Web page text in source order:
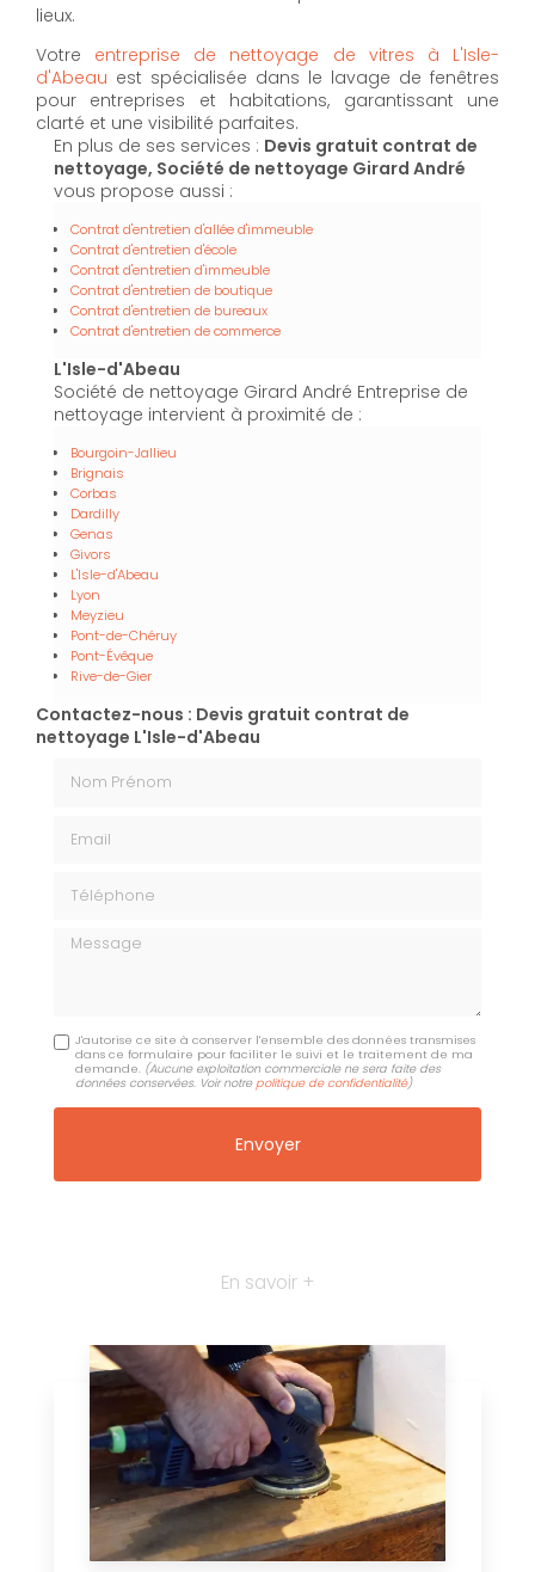
lieux.
Votre entreprise de nettoyage de vitres à L'Isle-
d'Abeau est spécialisée dans le lavage de fenêtres
pour entreprises et habitations, garantissant une
clarté et une visibilité parfaites.
En plus de ses services : Devis gratuit contrat de
nettoyage, Société de nettoyage Girard André
vous propose aussi :
Contrat d'entretien d'allée d'immeuble
Contrat d'entretien d'école
Contrat d'entretien d'immeuble
Contrat d'entretien de boutique
Contrat d'entretien de bureaux
Contrat d'entretien de commerce
L'Isle-d'Abeau
Société de nettoyage Girard André Entreprise de
nettoyage intervient à proximité de :
Bourgoin-Jallieu
Brignais
Corbas
Dardilly
Genas
Givors
L'Isle-d'Abeau
Lyon
Meyzieu
Pont-de-Chéruy
Pont-Évêque
Rive-de-Gier
Contactez-nous : Devis gratuit contrat de
nettoyage L'Isle-d'Abeau
Message
J'autorise ce site à conserver l'ensemble des données transmises
dans ce formulaire pour faciliter le suivi et le traitement de ma
demande. (Aucune exploitation commerciale ne sera faite des
données conservées. Voir notre politique de confidentialité)
En savoir +